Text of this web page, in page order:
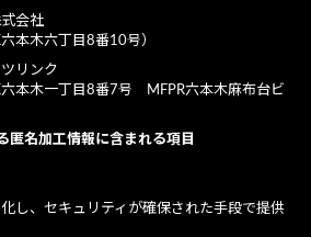
会社
本木六丁目8番10号）
リンク
六本木一丁目8番7号 MFPR六本木麻布台ビ
匿名加工情報に含まれる項目
し、セキュリティが確保された手段で提供